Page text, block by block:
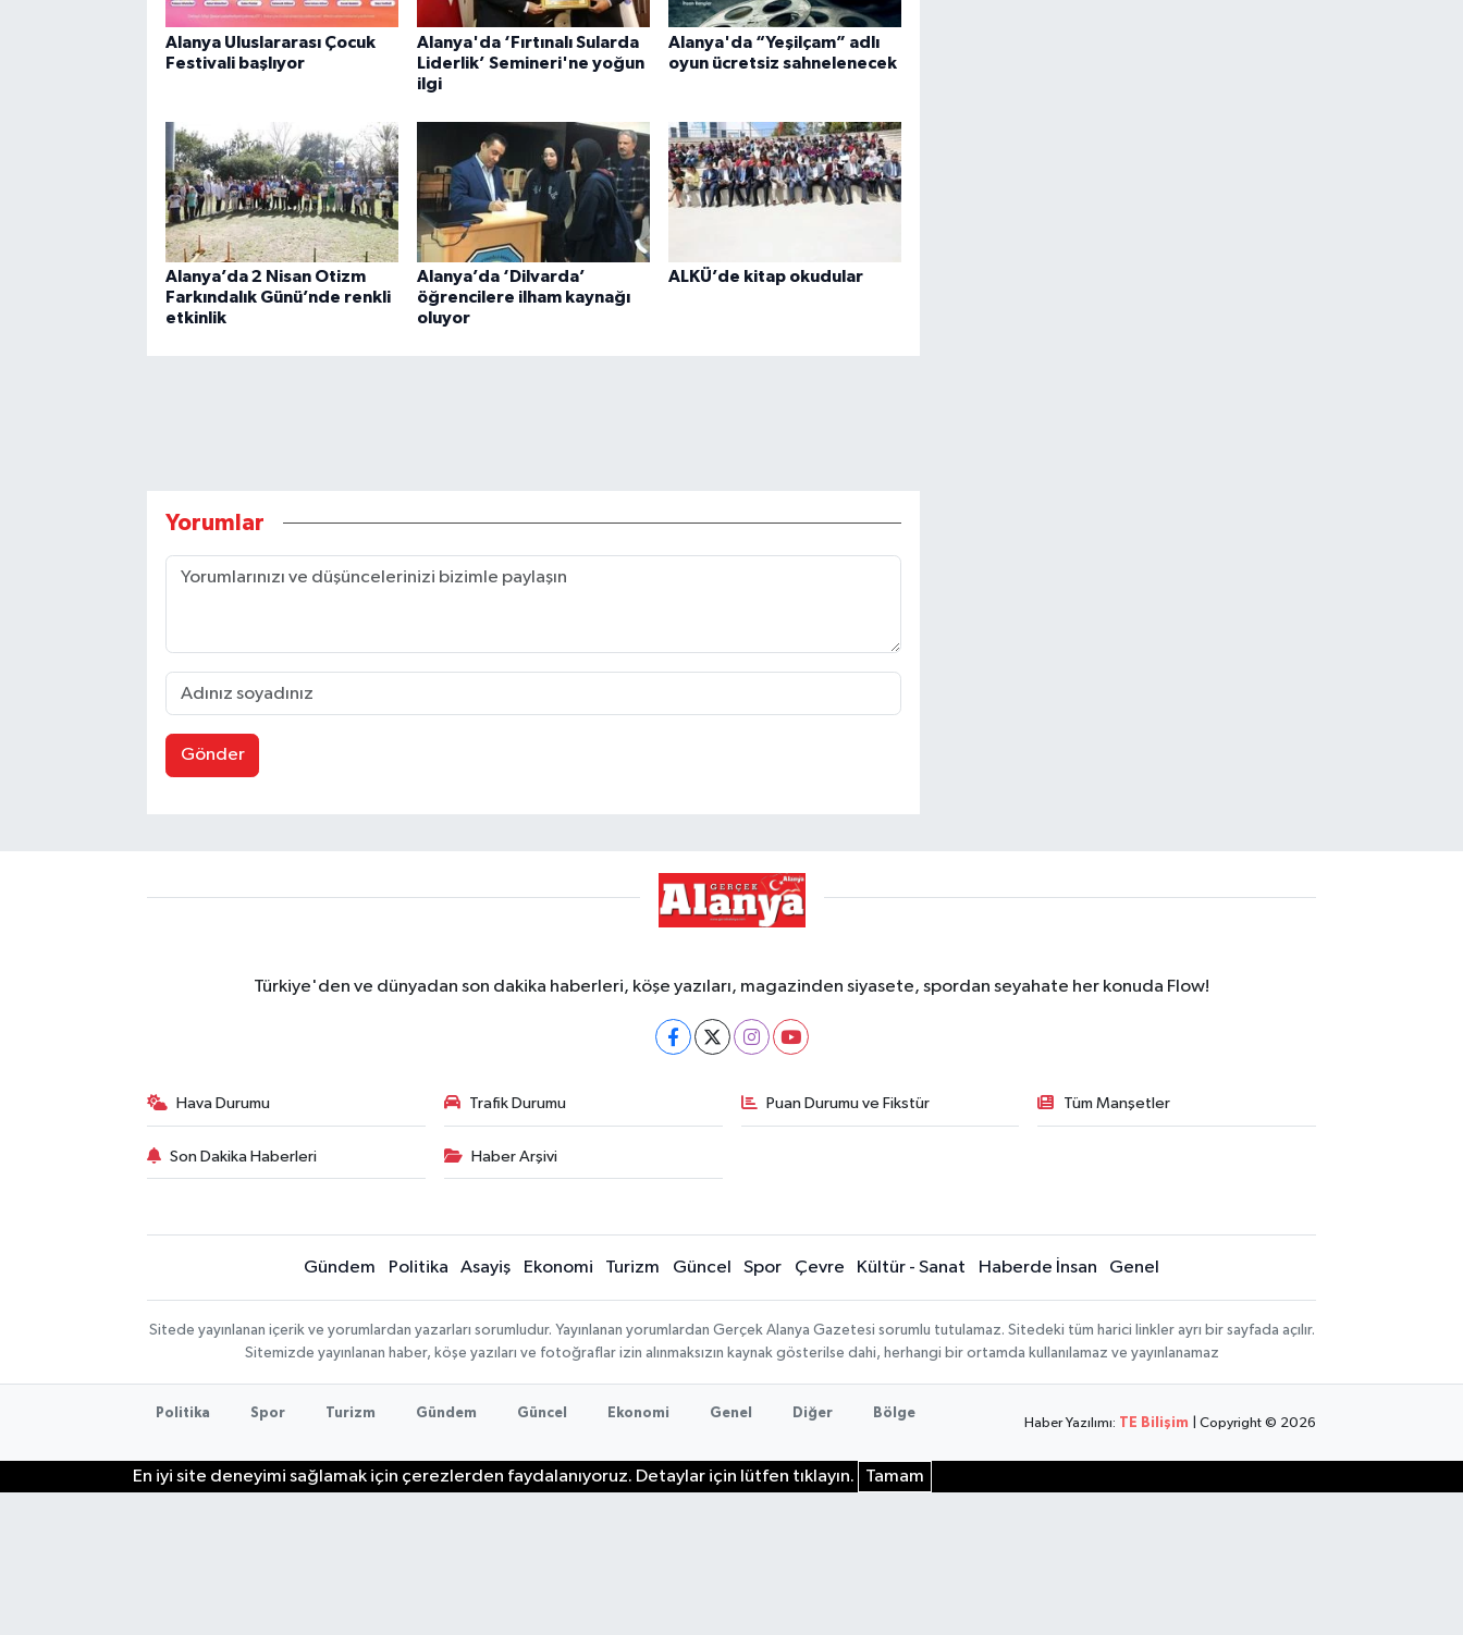
Alanya Uluslararası Çocuk
Festivali başlıyor
Alanya'da ‘Fırtınalı Sularda
Liderlik’ Semineri'ne yoğun
ilgi
Alanya'da “Yeşilçam” adlı
oyun ücretsiz sahnelenecek
Alanya’da 2 Nisan Otizm
Farkındalık Günü’nde renkli
etkinlik
Alanya’da ‘Dilvarda’
öğrencilere ilham kaynağı
oluyor
ALKÜ’de kitap okudular
Yorumlar
Gönder
Türkiye'den ve dünyadan son dakika haberleri, köşe yazıları, magazinden siyasete, spordan seyahate her konuda Flow!
Hava Durumu Trafik Durumu Puan Durumu ve Fikstür Tüm Manşetler
Son Dakika Haberleri Haber Arşivi
Gündem Politika Asayiş Ekonomi Turizm Güncel Spor Çevre Kültür - Sanat Haberde İnsan Genel
Sitede yayınlanan içerik ve yorumlardan yazarları sorumludur. Yayınlanan yorumlardan Gerçek Alanya Gazetesi sorumlu tutulamaz. Sitedeki tüm harici linkler ayrı bir sayfada açılır.
Sitemizde yayınlanan haber, köşe yazıları ve fotoğraflar izin alınmaksızın kaynak gösterilse dahi, herhangi bir ortamda kullanılamaz ve yayınlanamaz
Politika Spor Turizm Gündem Güncel Ekonomi Genel Diğer Bölge
Haber Yazılımı: TE Bilişim | Copyright © 2026
En iyi site deneyimi sağlamak için çerezlerden faydalanıyoruz. Detaylar için lütfen tıklayın. Tamam